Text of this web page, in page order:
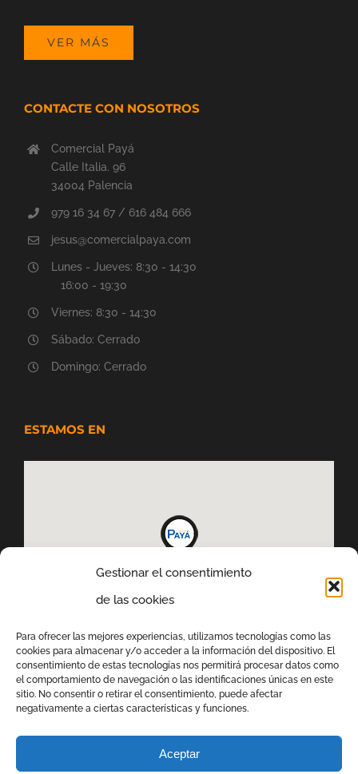
Gestionar el consentimiento
de las cookies
Para ofrecer las mejores experiencias, utilizamos tecnologías como las
cookies para almacenar y/o acceder a la información del dispositivo. El
consentimiento de estas tecnologías nos permitirá procesar datos como
el comportamiento de navegación o las identificaciones únicas en este
sitio. No consentir o retirar el consentimiento, puede afectar
negativamente a ciertas características y funciones.
Aceptar
VER MÁS
CONTACTE CON NOSOTROS
Comercial Payá
Calle Italia. 96
34004 Palencia
979 16 34 67 / 616 484 666
jesus@comercialpaya.com
Lunes - Jueves: 8:30 - 14:30
16:00 - 19:30
Viernes: 8:30 - 14:30
Sábado: Cerrado
Domingo: Cerrado
ESTAMOS EN